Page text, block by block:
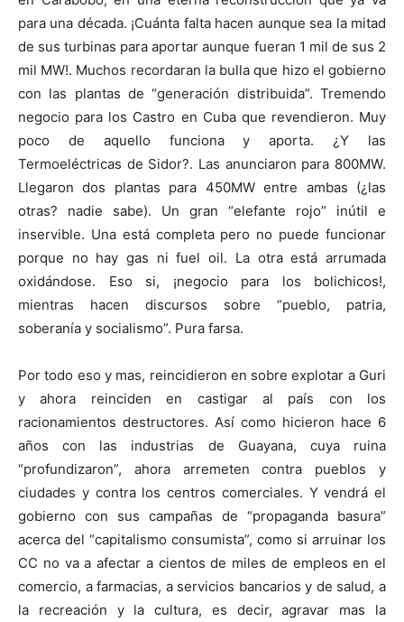
para una década. ¡Cuánta falta hacen aunque sea la mitad
de sus turbinas para aportar aunque fueran 1 mil de sus 2
mil MW!. Muchos recordaran la bulla que hizo el gobierno
con las plantas de “generación distribuida”. Tremendo
negocio para los Castro en Cuba que revendieron. Muy
poco de aquello funciona y aporta. ¿Y las
Termoeléctricas de Sidor?. Las anunciaron para 800MW.
Llegaron dos plantas para 450MW entre ambas (¿las
otras? nadie sabe). Un gran “elefante rojo” inútil e
inservible. Una está completa pero no puede funcionar
porque no hay gas ni fuel oil. La otra está arrumada
oxidándose. Eso si, ¡negocio para los bolichicos!,
mientras hacen discursos sobre “pueblo, patria,
soberanía y socialismo”. Pura farsa.
Por todo eso y mas, reincidieron en sobre explotar a Guri
y ahora reinciden en castigar al país con los
racionamientos destructores. Así como hicieron hace 6
años con las industrias de Guayana, cuya ruina
“profundizaron”, ahora arremeten contra pueblos y
ciudades y contra los centros comerciales. Y vendrá el
gobierno con sus campañas de “propaganda basura”
acerca del “capitalismo consumista”, como si arruinar los
CC no va a afectar a cientos de miles de empleos en el
comercio, a farmacias, a servicios bancarios y de salud, a
la recreación y la cultura, es decir, agravar mas la